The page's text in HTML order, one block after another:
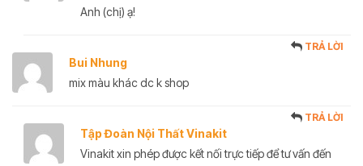
Anh (chị) ạ!
Bui Nhung
TRẢ LỜI
mix màu khác dc k shop
Tập Đoàn Nội Thất Vinakit
TRẢ LỜI
Vinakit xin phép được kết nối trực tiếp để tư vấn đến